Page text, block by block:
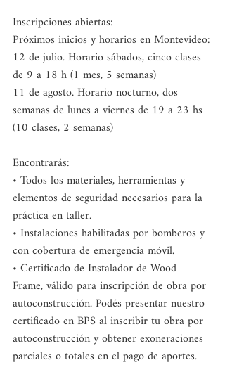
Inscripciones abiertas:
Próximos inicios y horarios en Montevideo:
12 de julio. Horario sábados, cinco clases
de 9 a 18 h (1 mes, 5 semanas)
11 de agosto. Horario nocturno, dos
semanas de lunes a viernes de 19 a 23 hs
(10 clases, 2 semanas)
Encontrarás:
• Todos los materiales, herramientas y
elementos de seguridad necesarios para la
práctica en taller.
• Instalaciones habilitadas por bomberos y
con cobertura de emergencia móvil.
• Certificado de Instalador de Wood
Frame, válido para inscripción de obra por
autoconstrucción. Podés presentar nuestro
certificado en BPS al inscribir tu obra por
autoconstrucción y obtener exoneraciones
parciales o totales en el pago de aportes.